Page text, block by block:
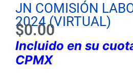
JN COMISIÓN
2024 (VIRTUAL)
$0.00
Incluido en su
CPMX